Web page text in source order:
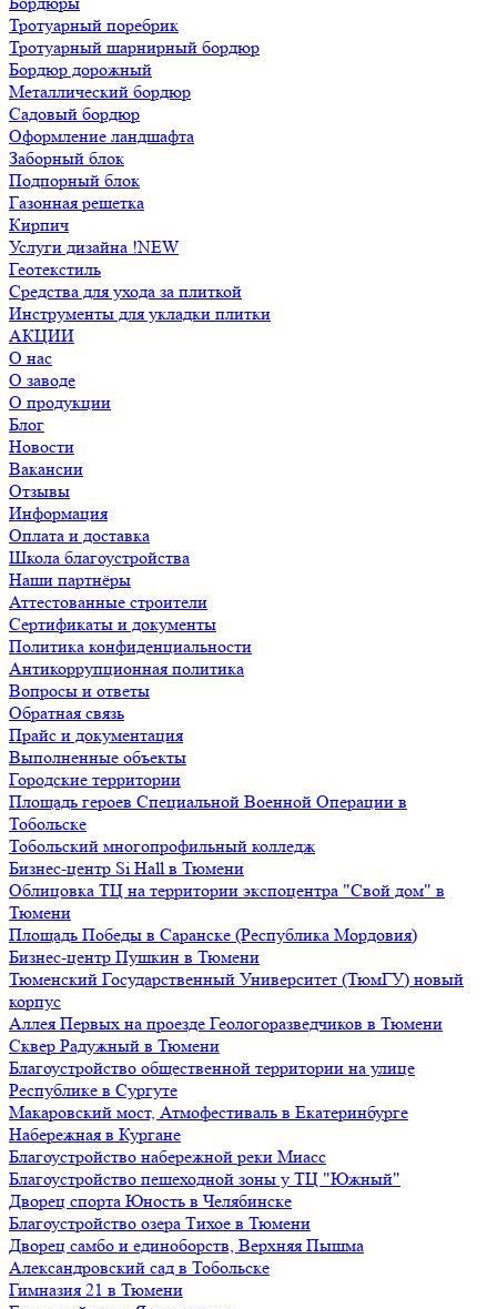
Тротуарный поребрик
Тротуарный шарнирный бордюр
Бордюр дорожный
Металлический бордюр
Садовый бордюр
Оформление ландшафта
Заборный блок
Подпорный блок
Газонная решетка
Кирпич
Услуги дизайна !NEW
Геотекстиль
Средства для ухода за плиткой
Инструменты для укладки плитки
АКЦИИ
О нас
О заводе
О продукции
Блог
Новости
Вакансии
Отзывы
Информация
Оплата и доставка
Школа благоустройства
Наши партнёры
Аттестованные строители
Сертификаты и документы
Политика конфиденциальности
Антикоррупционная политика
Вопросы и ответы
Обратная связь
Прайс и документация
Выполненные объекты
Городские территории
Площадь героев Специальной Военной Операции в
Тобольске
Тобольский многопрофильный колледж
Бизнес-центр Si Hall в Тюмени
Облицовка ТЦ на территории экспоцентра "Свой дом" в
Тюмени
Площадь Победы в Саранске (Республика Мордовия)
Бизнес-центр Пушкин в Тюмени
Тюменский Государственный Университет (ТюмГУ) новый
корпус
Аллея Первых на проезде Геологоразведчиков в Тюмени
Сквер Радужный в Тюмени
Благоустройство общественной территории на улице
Республике в Сургуте
Макаровский мост, Атмофестиваль в Екатеринбурге
Набережная в Кургане
Благоустройство набережной реки Миасс
Благоустройство пешеходной зоны у ТЦ "Южный"
Дворец спорта Юность в Челябинске
Благоустройство озера Тихое в Тюмени
Дворец самбо и единоборств, Верхняя Пышма
Александровский сад в Тобольске
Гимназия 21 в Тюмени